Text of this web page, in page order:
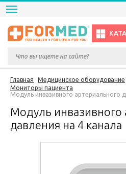
Главная Медицинское оборудование
Мониторы пациента
Модуль инвазивного артериального
Модуль инвазивного
давления на 4 канала